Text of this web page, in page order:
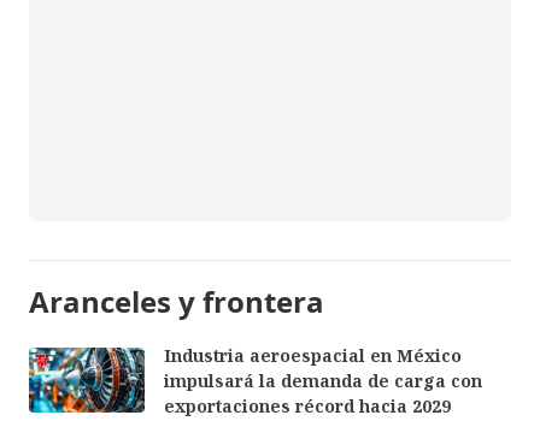
Aranceles y frontera
Industria aeroespacial en México
impulsará la demanda de carga con
exportaciones récord hacia 2029